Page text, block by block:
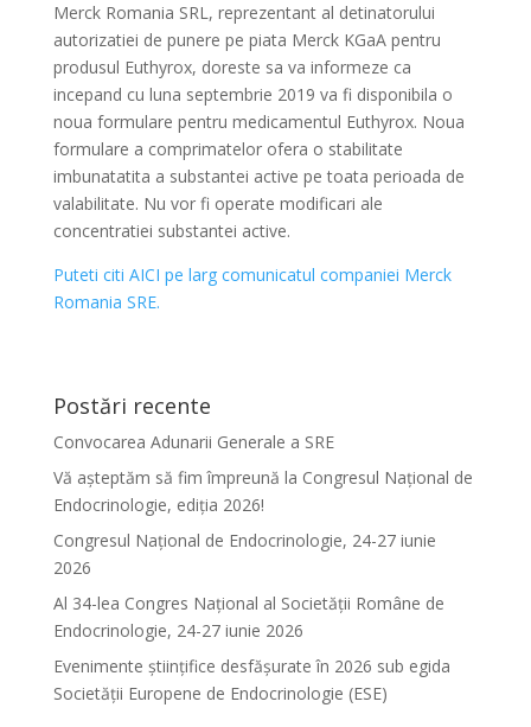
Merck Romania SRL, reprezentant al detinatorului
autorizatiei de punere pe piata Merck KGaA pentru
produsul Euthyrox, doreste sa va informeze ca
incepand cu luna septembrie 2019 va fi disponibila o
noua formulare pentru medicamentul Euthyrox. Noua
formulare a comprimatelor ofera o stabilitate
imbunatatita a substantei active pe toata perioada de
valabilitate. Nu vor fi operate modificari ale
concentratiei substantei active.
Puteti citi AICI pe larg comunicatul companiei Merck
Romania SRE.
Postări recente
Convocarea Adunarii Generale a SRE
Vă așteptăm să fim împreună la Congresul Național de
Endocrinologie, ediția 2026!
Congresul Național de Endocrinologie, 24-27 iunie
2026
Al 34-lea Congres Național al Societății Române de
Endocrinologie, 24-27 iunie 2026
Evenimente ştiinţifice desfăşurate în 2026 sub egida
Societăţii Europene de Endocrinologie (ESE)